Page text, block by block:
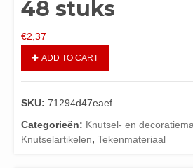
48 stuks
€2,37
ADD TO CART
SKU: 71294d47eaef
Categorieën: Knutsel- en
Knutselartikelen, Tekenmateriaal